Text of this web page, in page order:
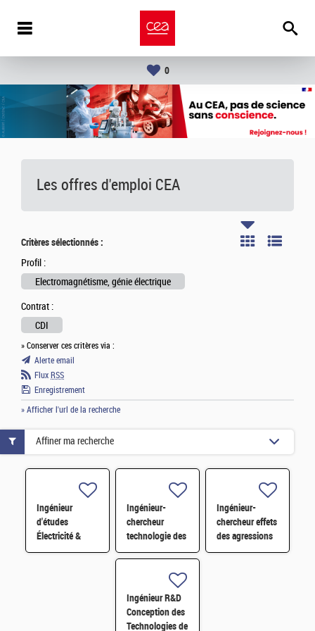
0
Les offres d'emploi CEA
Critères sélectionnés :
Profil :
Electromagnétisme, génie électrique
Contrat :
CDI
» Conserver ces critères via :
Alerte email
Flux RSS
Enregistrement
» Afficher l'url de la recherche
Ingénieur
d'études
Électricité &
Contrôle-
Ingénieur-
chercheur
technologie des
sources
électromagnétiques
Ingénieur-
chercheur effets
des agressions
électromagnétiques
Ingénieur R&D
Conception des
Technologies de
Affiner ma recherche